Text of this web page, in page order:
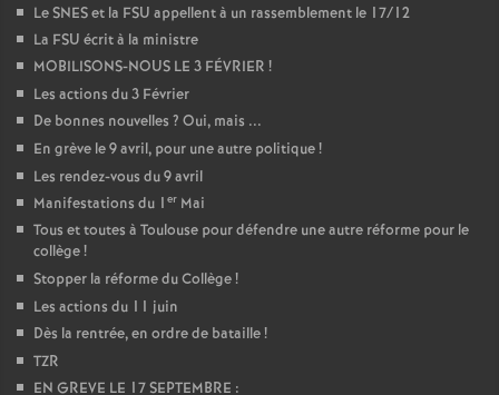
Le SNES et la FSU appellent à un rassemblement le 17/12
La FSU écrit à la ministre
MOBILISONS-NOUS LE 3 FÉVRIER !
Les actions du 3 Février
De bonnes nouvelles ? Oui, mais ...
En grève le 9 avril, pour une autre politique!
Les rendez-vous du 9 avril
Manifestations du 1 er Mai
Tous et toutes à Toulouse pour défendre une autre réforme pour le
collège!
Stopper la réforme du Collège!
Les actions du 11 juin
Dès la rentrée, en ordre de bataille!
TZR
EN GREVE LE 17 SEPTEMBRE :